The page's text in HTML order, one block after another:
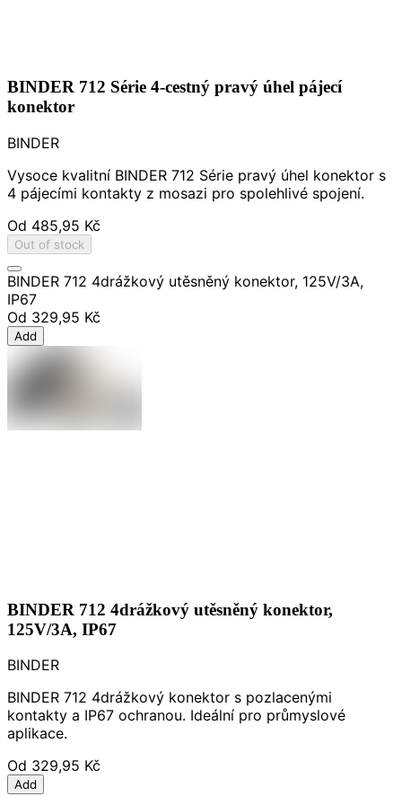
BINDER 712 Série 4-cestný pravý úhel pájecí
konektor
BINDER
Vysoce kvalitní BINDER 712 Série pravý úhel konektor s
4 pájecími kontakty z mosazi pro spolehlivé spojení.
Od 485,95 Kč
Out of stock
BINDER 712 4drážkový utěsněný konektor, 125V/3A,
IP67
Od 329,95 Kč
Add
BINDER 712 4drážkový utěsněný konektor,
125V/3A, IP67
BINDER
BINDER 712 4drážkový konektor s pozlacenými
kontakty a IP67 ochranou. Ideální pro průmyslové
aplikace.
Od 329,95 Kč
Add